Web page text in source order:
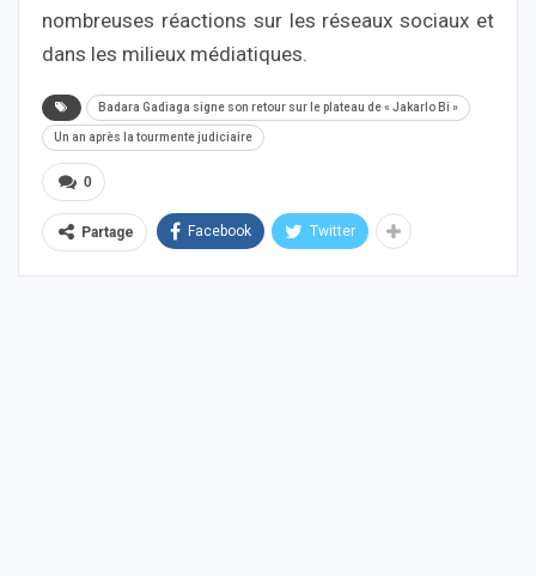
nombreuses réactions sur les réseaux sociaux et
dans les milieux médiatiques.
Badara Gadiaga signe son retour sur le plateau de « Jakarlo Bi »
Un an après la tourmente judiciaire
0
Partage Facebook Twitter